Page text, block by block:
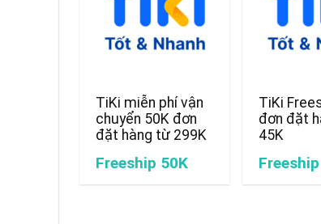
TiKi miễn phí vận
chuyển 50K đơn
đặt hàng từ 299K
Freeship 50K
TiKi
đơn đặt
45K